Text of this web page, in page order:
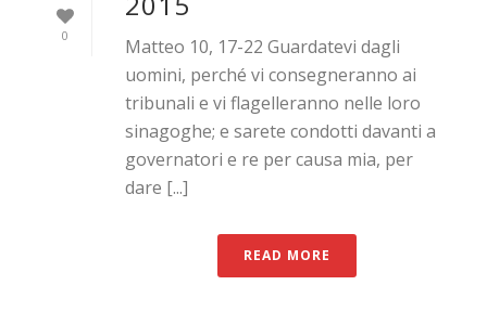
0
Matteo 10, 17-22 Guardatevi dagli
uomini, perché vi consegneranno ai
tribunali e vi flagelleranno nelle loro
sinagoghe; e sarete condotti davanti a
governatori e re per causa mia, per
dare [...]
READ MORE